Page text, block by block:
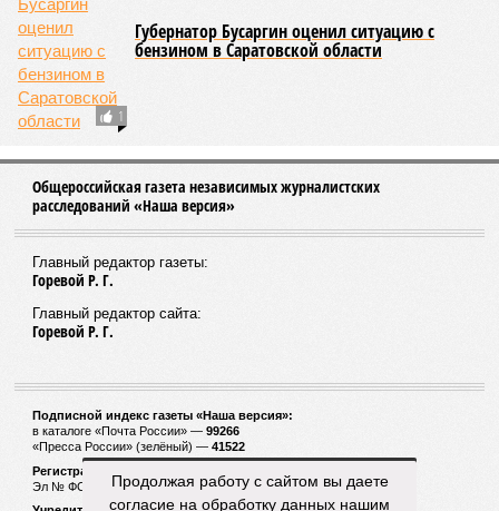
1
Губернатор Бусаргин оценил ситуацию с
бензином в Саратовской области
Общероссийская газета независимых журналистских
расследований «Наша версия»
Главный редактор газеты:
Горевой Р. Г.
Главный редактор сайта:
Горевой Р. Г.
Подписной индекс газеты «Наша версия»:
в каталоге «Почта России» — 99266
«Пресса России» (зелёный) — 41522
Регистрационный номер Роскомнадзора
Эл № ФС77-53847 от 26.04.2013.
Продолжая работу с сайтом вы даете
согласие на обработку данных нашим